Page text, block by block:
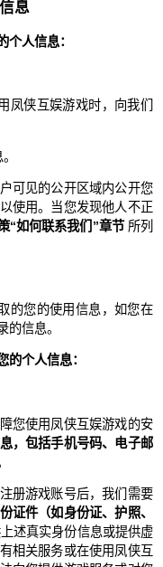
息
个人信息：
凤侠互娱游戏时，向我们
可见的公开区域内公开您
使用。当您发现他人不正
“如何联系我们”章节所列
的您的使用信息，如您在
的信息。
的个人信息：
您使用凤侠互娱游戏的安
，包括手机号码、电子邮
册游戏账号后，我们需要
证件（如身份证、护照、
述真实身份信息或提供虚
相关服务或在使用凤侠互